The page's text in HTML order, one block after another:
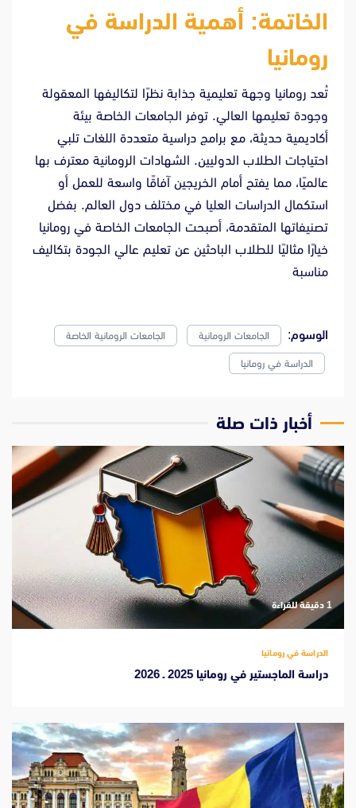
الخاتمة: أهمية الدراسة في
رومانيا
تُعد رومانيا وجهة تعليمية جذابة نظرًا لتكاليفها المعقولة
وجودة تعليمها العالي. توفر الجامعات الخاصة بيئة
أكاديمية حديثة، مع برامج دراسية متعددة اللغات تلبي
احتياجات الطلاب الدوليين. الشهادات الرومانية معترف بها
عالميًا، مما يفتح أمام الخريجين آفاقًا واسعة للعمل أو
استكمال الدراسات العليا في مختلف دول العالم. بفضل
تصنيفاتها المتقدمة، أصبحت الجامعات الخاصة في رومانيا
خيارًا مثاليًا للطلاب الباحثين عن تعليم عالي الجودة بتكاليف
مناسبة
الوسوم: الجامعات الرومانية الجامعات الرومانية الخاصة
الدراسة في رومانيا
‫أخبار ذات صلة
‫1 دقيقة للقراءة
الدراسة في رومانيا
دراسة الماجستير في رومانيا 2025 ـ 2026